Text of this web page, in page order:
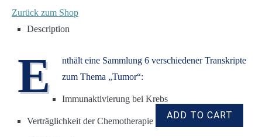
Zurück zum Shop
Description
E
nthält eine Sammlung 6 verschiedener Transkripte
zum Thema „Tumor“:
Immunaktivierung bei Krebs
Verträglichkeit der Chemotherapie